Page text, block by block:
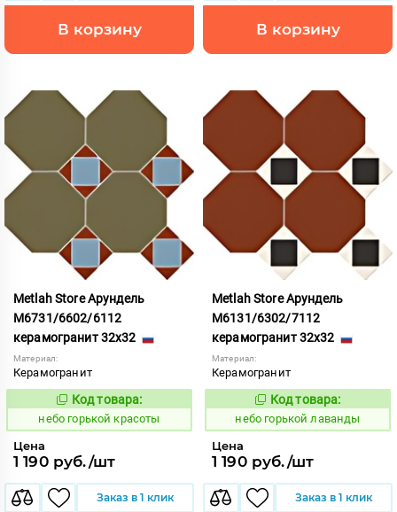
В корзину В корзину
Metlah Store Арундель
М6731/6602/6112
керамогранит 32x32
Материал:
Керамогранит
Код:
1111915
Код товара:
небо горькой красоты
Цена
1 190 руб./шт
Заказ в 1 клик
Metlah Store Арундель
М6131/6302/7112
керамогранит 32x32
Материал:
Керамогранит
Код:
1111916
Код товара:
небо горькой лаванды
Цена
1 190 руб./шт
Заказ в 1 клик